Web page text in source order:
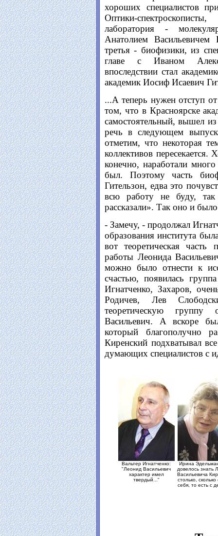
хороших специалистов
Оптики-
лаборатория -
Анатолием
третья - биофизики, из
главе с Иваном
впоследствии стал
академик Иосиф Исаевич
...А теперь нужен отступ
том, что в Красноярске
самостоятельный, вышел
речь в следующем
отметим, что некоторая
коллективов
конечно, наработали
был. Поэтому часть
Гительзон, едва это
всю работу не буду,
рассказали». Так оно и
- Замечу, - продолжал
образования института
вот теоретическая часть
работы Леонида
можно было отнести к
счастью, появилась
Игнатченко, Захаров,
Родичев, Лев
теоретическую
Васильевич. А вскоре
который благополучно
Киренский подхватывал
думающих специалистов с
Вальтер Игнатченко:
"Леонид Васильевич
характер имел
твердый..."
Ирина
довелось знать
Васильевича
столько,
себя, то есть с